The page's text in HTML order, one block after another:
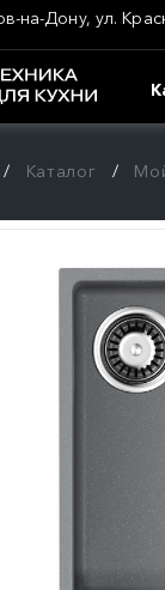
на-Дону, ул.
Каталог